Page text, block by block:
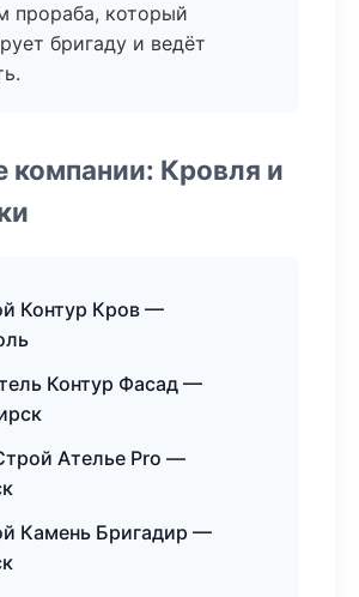
прораба, который
бригаду и ведёт
компании: Кровля и
Контур Кров —
Контур Фасад —
Ателье Pro —
Камень Бригадир —